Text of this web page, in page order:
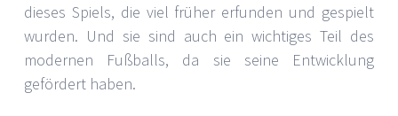
dieses Spiels, die viel früher erfunden und gespielt
wurden. Und sie sind auch ein wichtiges Teil des
modernen Fußballs, da sie seine Entwicklung
gefördert haben.